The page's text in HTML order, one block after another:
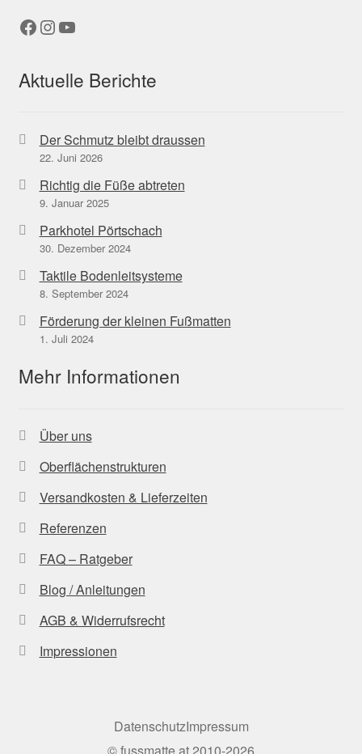
Facebook
Instagram
YouTube
Aktuelle Berichte
Der Schmutz bleibt draussen
22. Juni 2026
Richtig die Füße abtreten
9. Januar 2025
Parkhotel Pörtschach
30. Dezember 2024
Taktile Bodenleitsysteme
8. September 2024
Förderung der kleinen Fußmatten
1. Juli 2024
Mehr Informationen
Über uns
Oberflächenstrukturen
Versandkosten & Lieferzeiten
Referenzen
FAQ – Ratgeber
Blog / Anleitungen
AGB & Widerrufsrecht
Impressionen
DatenschutzImpressum